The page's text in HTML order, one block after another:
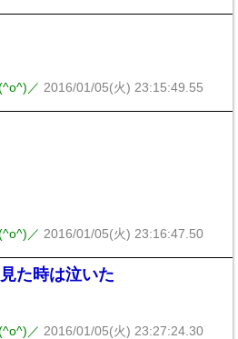
／ 2016/01/05(火) 23:15:49.55
／ 2016/01/05(火) 23:16:47.50
た時は泣いた
／ 2016/01/05(火) 23:27:24.30